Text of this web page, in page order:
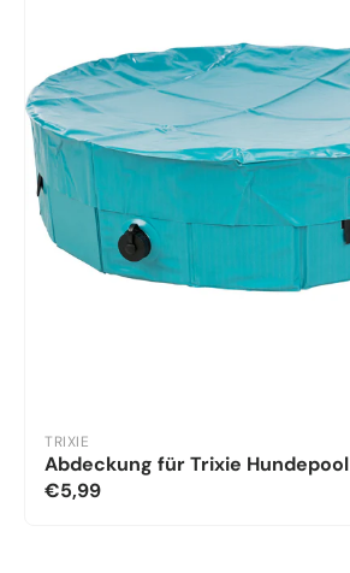
TRIXIE
Abdeckung für Trixie Hundepool
€5,99